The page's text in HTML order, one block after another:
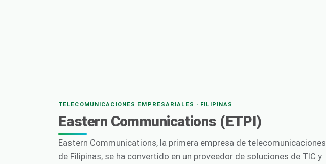
TELECOMUNICACIONES EMPRESARIALES · FILIPINAS
Eastern Communications (ETPI)
Eastern Communications, la primera empresa de telecomunicaciones
de Filipinas, se ha convertido en un proveedor de soluciones de TIC y